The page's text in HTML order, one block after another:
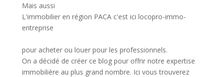
Mais aussi
L'immobilier en région PACA c'est ici locopro-immo-
entreprise
pour acheter ou louer pour les professionnels.
On a décidé de créer ce blog pour offrir notre expertise
immobilière au plus grand nombre. Ici vous trouverez